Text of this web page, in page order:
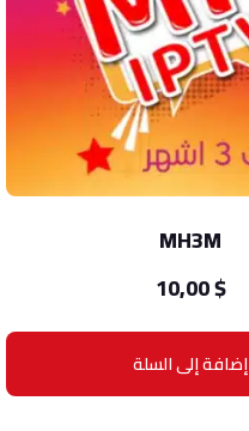
MH3M
10,00$
إضافة إلى السلة